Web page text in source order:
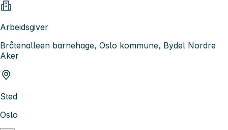
Arbeidsgiver
Bråtenalleen barnehage, Oslo kommune, Bydel Nordre
Aker
Sted
Oslo